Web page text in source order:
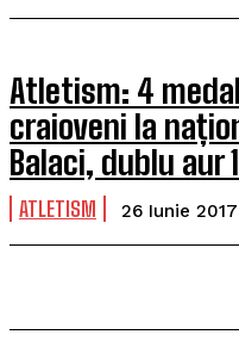
Atletism: 4
craioveni la
Balaci, dublu aur
ATLETISM 26 Iunie 2017